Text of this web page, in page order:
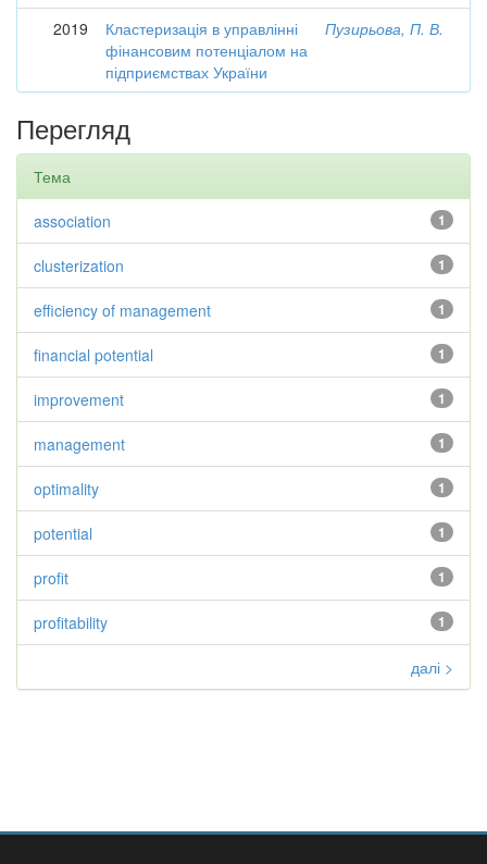
2019
Кластеризація в управлінні
фінансовим потенціалом на
підприємствах України
Пузирьова, П. В.
Перегляд
Тема
1
association
1
clusterization
1
efficiency of management
1
financial potential
1
improvement
1
management
1
optimality
1
potential
1
profit
1
profitability
далі >